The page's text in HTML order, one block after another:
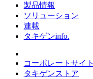
製品情報
ソリューション
連載
タキゲンinfo.
コーポレートサイト
タキゲンストア